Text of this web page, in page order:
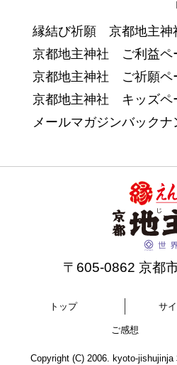
縁結び祈願 京都地主神
京都地主神社 ご利益ペ
京都地主神社 ご祈願ペ
京都地主神社 キッズペ
メールマガジンバックナ
〒605-0862 京都
トップ サ
ご感想
Copyright (C) 2006. kyoto-